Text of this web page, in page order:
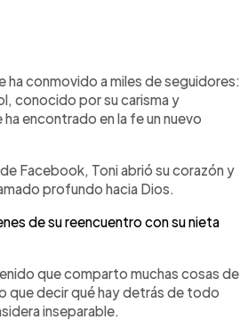
ha conmovido a miles de seguidores:
conocido por su carisma y
encontrado en la fe un nuevo
Facebook, Toni abrió su corazón y
profundo hacia Dios.
de su reencuentro con su nieta
que comparto muchas cosas de
que decir qué hay detrás de todo
inseparable.